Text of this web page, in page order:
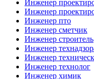
Инженер
Инженер
Инженер пто
Инженер сметчик
Инженер строитель
Инженер
Инженер
Инженер технолог
Инженер химик